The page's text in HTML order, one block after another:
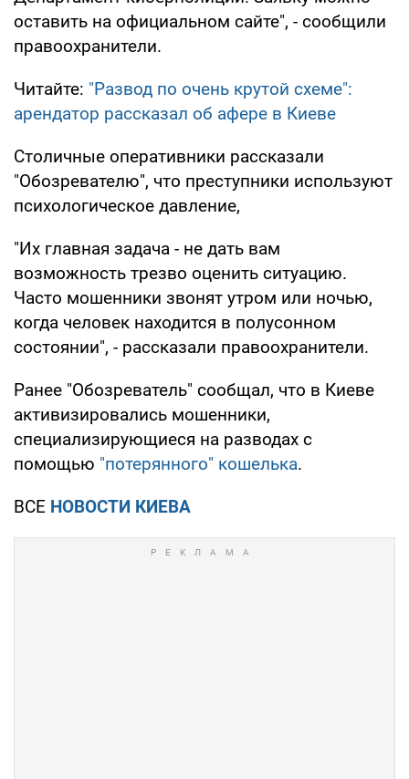
оставить на официальном сайте", - сообщили
правоохранители.
Читайте: "Развод по очень крутой схеме":
арендатор рассказал об афере в Киеве
Столичные оперативники рассказали
"Обозревателю", что преступники используют
психологическое давление,
"Их главная задача - не дать вам
возможность трезво оценить ситуацию.
Часто мошенники звонят утром или ночью,
когда человек находится в полусонном
состоянии", - рассказали правоохранители.
Ранее "Обозреватель" сообщал, что в Киеве
активизировались мошенники,
специализирующиеся на разводах с
помощью "потерянного" кошелька.
ВСЕ НОВОСТИ КИЕВА